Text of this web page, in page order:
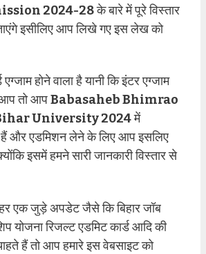
2024-28के बारे में पूरे विस्तार
इसीलिए आप लिखे गए इस लेख को
होने वाला है यानी कि इंटर एग्जाम
आप तो आपBabasaheb Bhimrao
University 2024में
और एडमिशन लेने के लिए आप इसलिए
इसमें हमने सारी जानकारी विस्तार से
एक जुड़े अपडेट जैसे कि बिहार जॉब
योजना रिजल्ट एडमिट कार्ड आदि की
हैं तो आप हमारे इस वेबसाइट को